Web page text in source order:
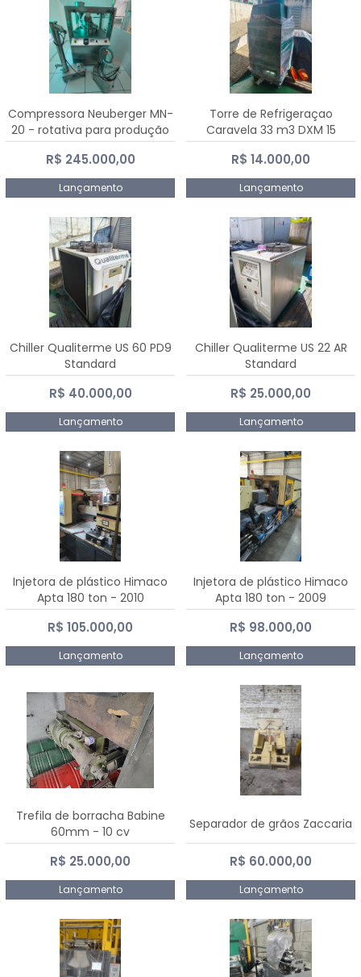
Compressora Neuberger MN-
20 - rotativa para produção
de comprimidos
R$ 245.000,00
Lançamento
Torre de Refrigeraçao
Caravela 33 m3 DXM 15
R$ 14.000,00
Lançamento
Chiller Qualiterme US 60 PD9
Standard
R$ 40.000,00
Lançamento
Chiller Qualiterme US 22 AR
Standard
R$ 25.000,00
Lançamento
Injetora de plástico Himaco
Apta 180 ton - 2010
R$ 105.000,00
Lançamento
Injetora de plástico Himaco
Apta 180 ton - 2009
R$ 98.000,00
Lançamento
Trefila de borracha Babine
60mm - 10 cv
R$ 25.000,00
Lançamento
Separador de grãos Zaccaria
R$ 60.000,00
Lançamento